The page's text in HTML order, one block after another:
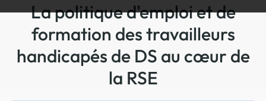
La politique d'emploi et de
formation des travailleurs
handicapés de DS au cœur de
la RSE